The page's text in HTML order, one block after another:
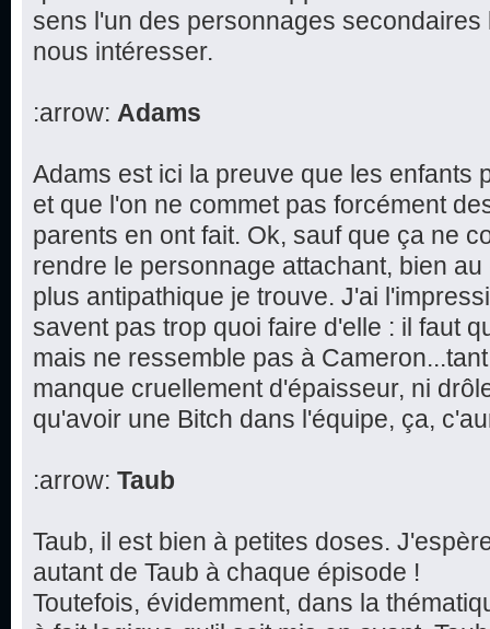
sens l'un des personnages
nous intéresser.
:arrow: Adams
Adams est ici la preuve que les enfants
et que l'on ne commet pas forcément
parents en ont fait. Ok, sauf que ça ne
rendre le personnage attachant, bien
plus antipathique je trouve. J'ai
savent pas trop quoi faire d'elle : il faut
mais ne ressemble pas à
manque cruellement d'épaisseur, ni
qu'avoir une Bitch dans l'équipe, ça,
:arrow: Taub
Taub, il est bien à petites doses.
autant de Taub à chaque épisode !
Toutefois, évidemment, dans la